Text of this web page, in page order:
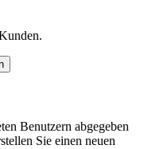
Benutzern abgegeben
Sie einen neuen